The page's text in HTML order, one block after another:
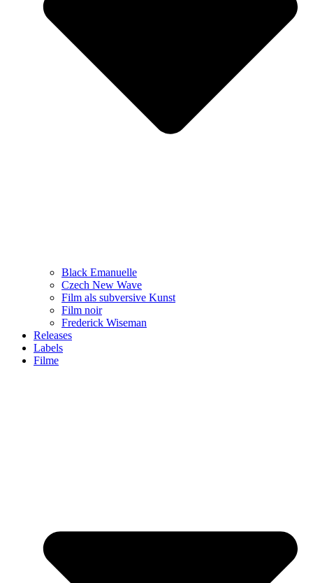
Black Emanuelle
Czech New Wave
Film als subversive Kunst
Film noir
Frederick Wiseman
Releases
Labels
Filme